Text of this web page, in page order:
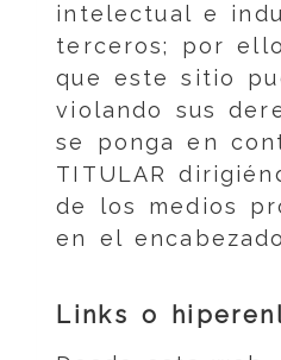
intelectual e
terceros; por
que este sitio
violando sus
se ponga en
TITULAR
de los medios
en el
Links o